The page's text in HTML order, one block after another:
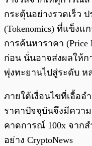
กระตุ้นอย่างรวดเร็ว
(Tokenomics) ที่แข็งแ
การค้นหาราคา (Price
ก่อน นั่นอาจส่งผลให้ก
พุ่งทะยานไปสู่ระดับ ห
ภายใต้เงื่อนไขที่เอื้ออ
ราคาปัจจุบันจึงมีควา
คาดการณ์ 100x จาก
อย่าง CryptoNews